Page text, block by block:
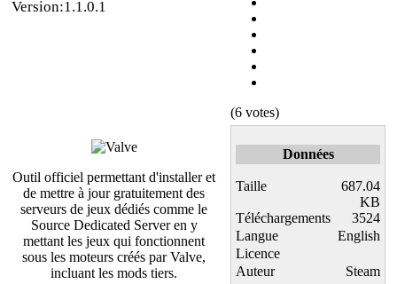
Version:1.1.0.1
(6 votes)
Outil officiel permettant d'installer et
de mettre à jour gratuitement des
serveurs de jeux dédiés comme le
Source Dedicated Server en y
mettant les jeux qui fonctionnent
sous les moteurs créés par Valve,
incluant les mods tiers.
Données
Taille
687.04
KB
Téléchargements
3524
Langue
English
Licence
Auteur
Steam